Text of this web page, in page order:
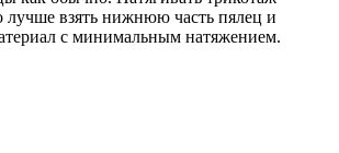
лучше взять нижнюю часть пялец и
с минимальным натяжением.